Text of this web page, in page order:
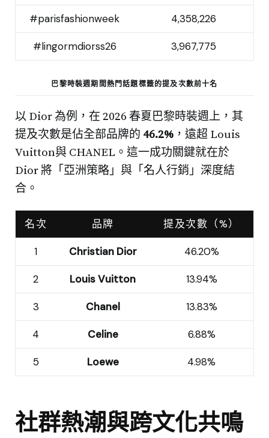
#parisfashionweek 4,358,226
#lingormdiorss26 3,967,775
巴黎時裝週期間熱門話題標籤的提及次數前十名
以 Dior 為例，在 2026 春夏巴黎時裝週上，其
提及次數是佔全部品牌的 46.2% ，遠超 Louis
Vuitton與 CHANEL。這一成功關鍵就在於
Dior 將「亞洲策略」與「名人行銷」深度結
合。
名次 品牌 提及次數（%）
1 Christian Dior 46.20%
2 Louis Vuitton 13.94%
3 Chanel 13.83%
4 Celine 6.88%
5 Loewe 4.98%
社群熱潮與跨文化共鳴